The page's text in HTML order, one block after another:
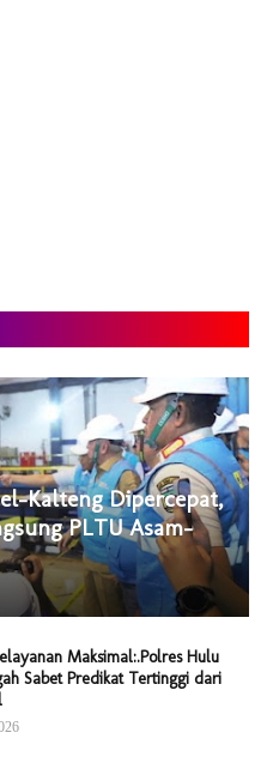
Kalteng Dipercepat,
PLTU Asam-
Maksimal:.Polres Hulu
Sabet Predikat Tertinggi dari